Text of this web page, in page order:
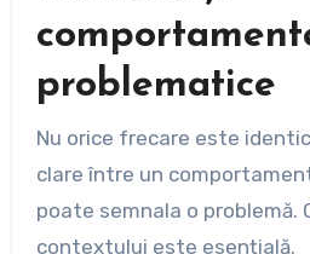
problematice
Nu orice frecare este
clare între un
poate semnala o problemă.
contextului este esențială.